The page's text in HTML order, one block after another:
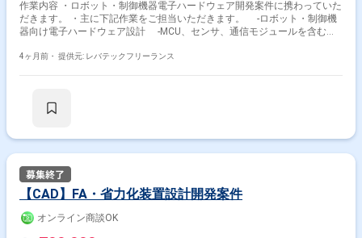
作業内容 ・ロボット・制御機器電子ハードウェア開発案件に携わっていた
だきます。 ・主に下記作業をご担当いただきます。 -ロボット・制御機
器向け電子ハードウェア設計 -MCU、センサ、通信モジュールを含むシ
トとの協調設計
4ヶ月前・ 提供元: レバテックフリーランス
【CAD】FA・省力化装置設計開発案件
オンライン商談OK